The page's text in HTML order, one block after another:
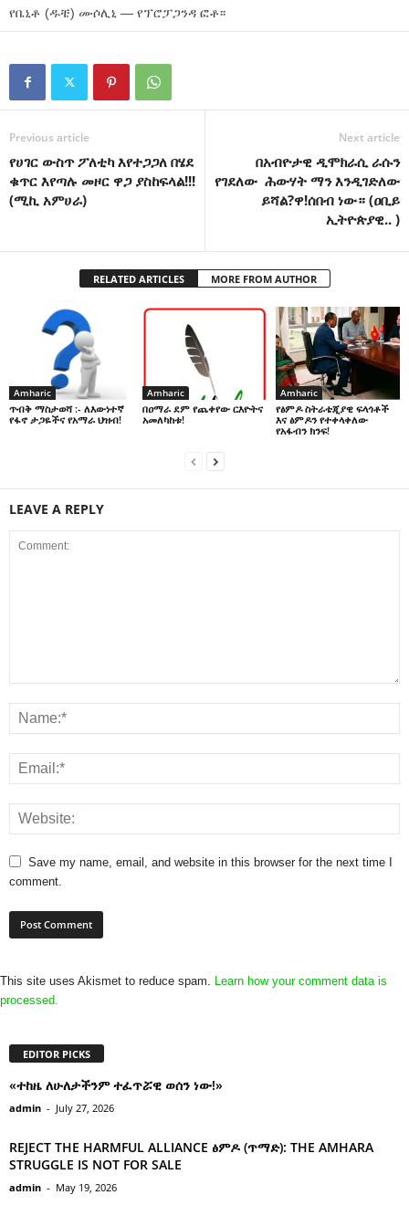
የቤኒቶ (ዱቼ) ሙሶሊኒ — የፕሮፓጋንዳ ፎቶ፡፡
Previous article
የሀገር ውስጥ ፖለቲካ እየተጋጋለ በሄደ
ቁጥር እየጣሉ መዞር ዋጋ ያስከፍላል!!!
(ሚኪ አምሀራ)
Next article
በአብዮታዊ ዲሞክራሲ ራሱን
የገደለው ሕውሃት ማን እንዲገድለው
ይሻል?ዋ!ሰበብ ነው። (ዐቢይ
ኢትዮጵያዊ.. )
RELATED ARTICLES MORE FROM AUTHOR
Amharic
ጥብቅ ማስታወሻ :- ለእውነተኛ
የፋኖ ታጋዬችና የአማራ ህዝብ!
Amharic
በዐማራ ደም የጨቀየው ርእዮትና
አመለካከቱ!
Amharic
የፅምዶ ስትራቴጂያዊ ፍላጎቶች
እና ፅምዶን የተቀላቀለው
የአፋብን ክንፍ!
LEAVE A REPLY
Save my name, email, and website in this browser for the next time I
comment.
This site uses Akismet to reduce spam.
Learn how your comment data is
processed.
EDITOR PICKS
«ተከዜ ለሁለታችንም ተፈጥሯዊ ወሰን ነው!»
admin - July 27, 2026
REJECT THE HARMFUL ALLIANCE ፅምዶ (ጥማድ): THE AMHARA
STRUGGLE IS NOT FOR SALE
admin - May 19, 2026